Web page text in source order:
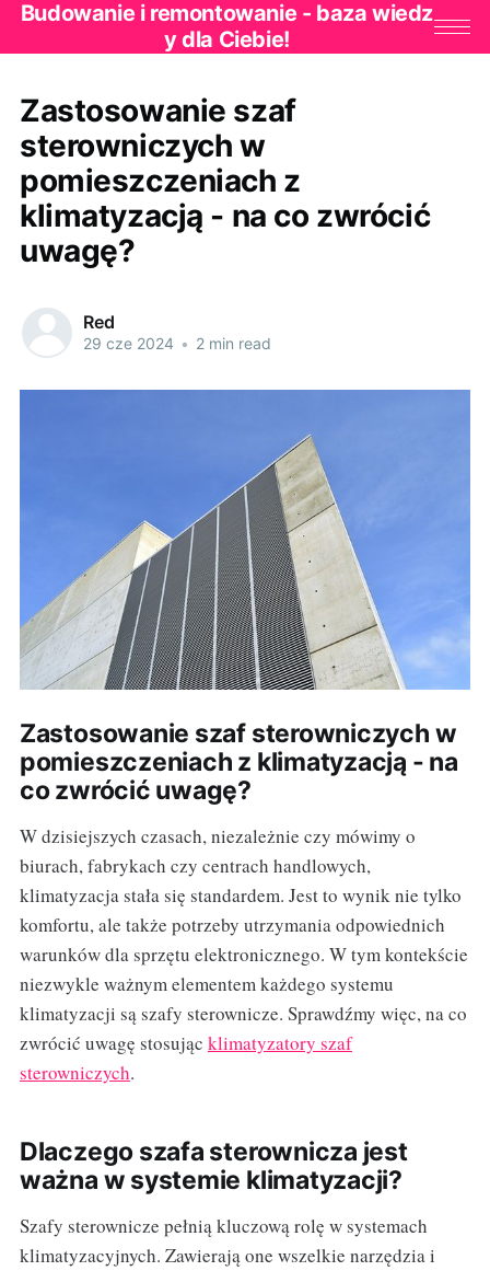
Budowanie i remontowanie - baza wiedz
y dla Ciebie!
Zastosowanie szaf
sterowniczych w
pomieszczeniach z
klimatyzacją - na co zwrócić
uwagę?
Red
29 cze 2024 • 2 min read
Zastosowanie szaf sterowniczych w
pomieszczeniach z klimatyzacją - na
co zwrócić uwagę?
W dzisiejszych czasach, niezależnie czy mówimy o
biurach, fabrykach czy centrach handlowych,
klimatyzacja stała się standardem. Jest to wynik nie tylko
komfortu, ale także potrzeby utrzymania odpowiednich
warunków dla sprzętu elektronicznego. W tym kontekście
niezwykle ważnym elementem każdego systemu
klimatyzacji są szafy sterownicze. Sprawdźmy więc, na co
zwrócić uwagę stosując klimatyzatory szaf
sterowniczych.
Dlaczego szafa sterownicza jest
ważna w systemie klimatyzacji?
Szafy sterownicze pełnią kluczową rolę w systemach
klimatyzacyjnych. Zawierają one wszelkie narzędzia i